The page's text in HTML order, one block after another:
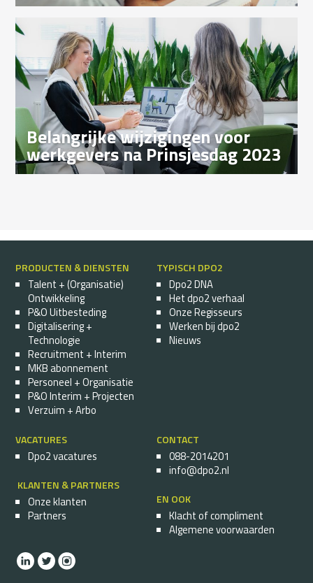
Belangrijke wijzigingen voor
werkgevers na Prinsjesdag 2023
PRODUCTEN & DIENSTEN
Talent + (Organisatie)
Ontwikkeling
P&O Uitbesteding
Digitalisering +
Technologie
Recruitment + Interim
MKB abonnement
Personeel + Organisatie
P&O Interim + Projecten
Verzuim + Arbo
TYPISCH DPO2
Dpo2 DNA
Het dpo2 verhaal
Onze Regisseurs
Werken bij dpo2
Nieuws
VACATURES
Dpo2 vacatures
KLANTEN & PARTNERS
Onze klanten
Partners
CONTACT
088-2014201
info@dpo2.nl
EN OOK
Klacht of compliment
Algemene voorwaarden